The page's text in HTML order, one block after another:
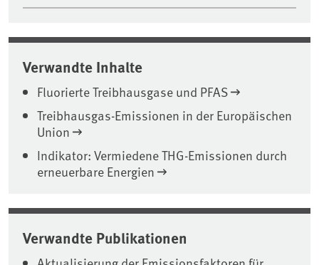
Verwandte Inhalte
Fluorierte Treibhausgase und PFAS
Treibhausgas-Emissionen in der Europäischen
Union
Indikator: Vermiedene THG-Emissionen durch
erneuerbare Energien
Verwandte Publikationen